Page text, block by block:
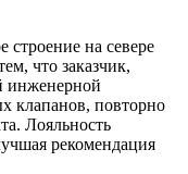
строение на севере
что заказчик,
инженерной
клапанов, повторно
Лояльность
рекомендация